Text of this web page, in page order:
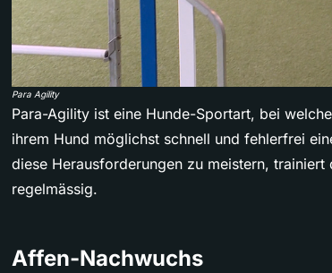
Para Agility
Para-Agility ist eine Hunde-Sportart, bei
ihrem Hund möglichst schnell und fehlerfrei
diese Herausforderungen zu meistern,
regelmässig.
Affen-Nachwuchs